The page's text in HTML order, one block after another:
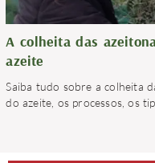
A colheita das
azeite
Saiba tudo sobre a colheita
do azeite, os processos, os